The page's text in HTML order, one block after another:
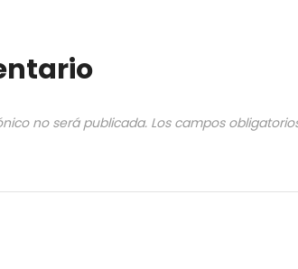
no será publicada. Los campos